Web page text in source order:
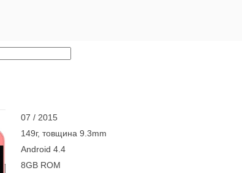
07 / 2015
149г, товщина 9.3mm
Android 4.4
8GB ROM